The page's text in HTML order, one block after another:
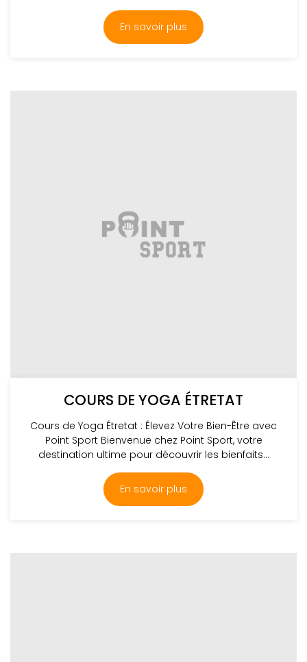
En savoir plus
COURS DE YOGA ÉTRETAT
Cours de Yoga Étretat : Élevez Votre Bien-Être avec
Point Sport Bienvenue chez Point Sport, votre
destination ultime pour découvrir les bienfaits...
En savoir plus